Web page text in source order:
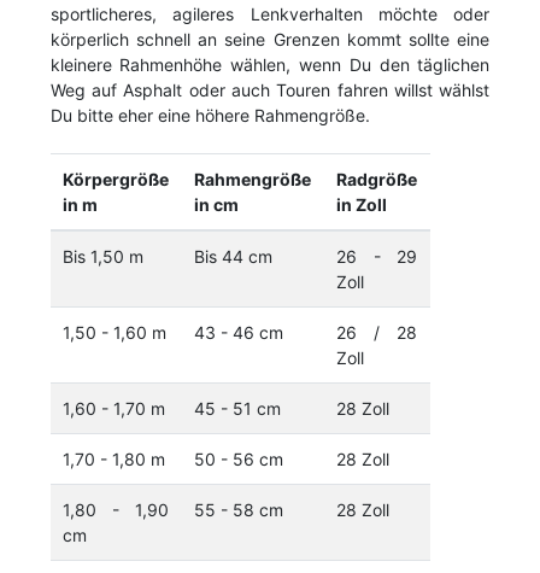
sportlicheres, agileres Lenkverhalten möchte oder
körperlich schnell an seine Grenzen kommt sollte eine
kleinere Rahmenhöhe wählen, wenn Du den täglichen
Weg auf Asphalt oder auch Touren fahren willst wählst
Du bitte eher eine höhere Rahmengröße.
Körpergröße
in m
Rahmengröße
in cm
Radgröße
in Zoll
Bis 1,50 m Bis 44 cm
26 - 29
Zoll
1,50 - 1,60 m 43 - 46 cm
26 / 28
Zoll
1,60 - 1,70 m 45 - 51 cm 28 Zoll
1,70 - 1,80 m 50 - 56 cm 28 Zoll
1,80 - 1,90
cm
55 - 58 cm 28 Zoll